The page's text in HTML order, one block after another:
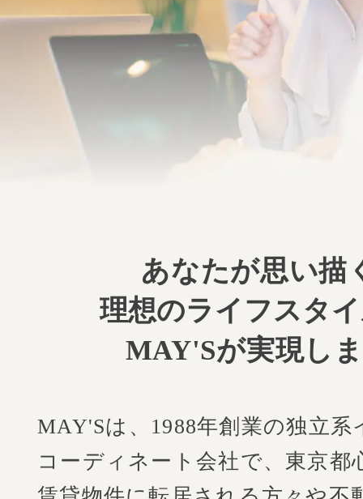
あなたが思い描
理想のライフスタ
MAY'Sが実現し
MAY'Sは、1988年創業の独立系
コーディネート会社で、 東京都